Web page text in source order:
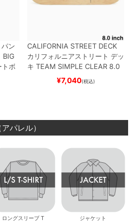
パン
BIG
トボ
CALIFORNIA STREET DECK
カリフォルニアストリート デッ
キ TEAM SIMPLE CLEAR 8.0
ブランク（DSM）
ード スケボー
¥7,040(税込)
パレル）
ロングスリーブ T ジャケット